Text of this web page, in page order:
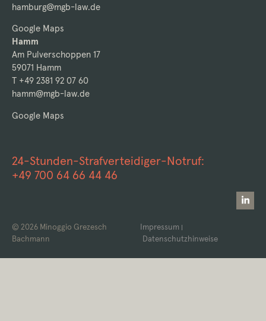
hamburg@mgb-law.de
Google Maps
Hamm
Am Pulverschoppen 17
59071 Hamm
T +49 2381 92 07 60
hamm@mgb-law.de
Google Maps
24-Stunden-Strafverteidiger-Notruf:
+49 700 64 66 44 46
© 2026 Minoggio Grezesch
Bachmann
Impressum
Datenschutzhinweise